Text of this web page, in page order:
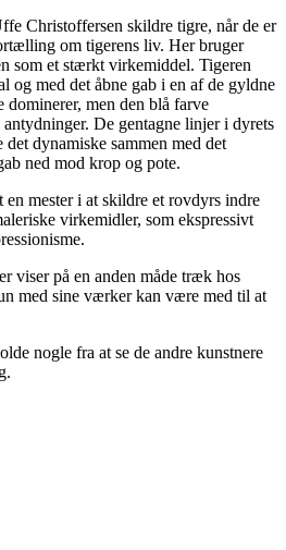
Christoffersen skildre tigre, når de er
om tigerens liv. Her bruger
som et stærkt virkemiddel. Tigeren
og med det åbne gab i en af de gyldne
dominerer, men den blå farve
De gentagne linjer i dyrets
det dynamiske sammen med det
ned mod krop og pote.
mester i at skildre et rovdyrs indre
virkemidler, som ekspressivt
viser på en anden måde træk hos
med sine værker kan være med til at
nogle fra at se de andre kunstnere